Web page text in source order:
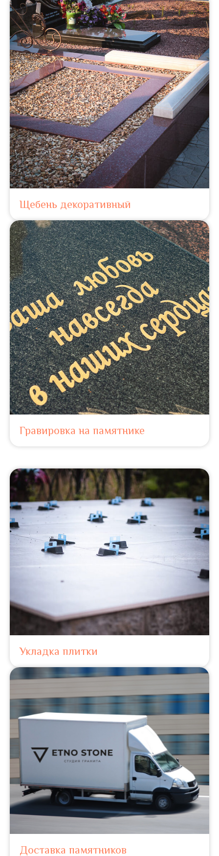
Щебень декоративный
Гравировка на памятнике
Укладка плитки
Доставка памятников